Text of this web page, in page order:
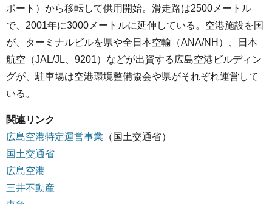
ポート）から移転して供用開始。滑走路は2500メートル
で、2001年に3000メートルに延伸している。空港施設を国
が、ターミナルビルを県や全日本空輸（ANA/NH）、日本
航空（JAL/JL、9201）などが出資する広島空港ビルディン
グが、駐車場は空港環境整備協会や県がそれぞれ運営して
いる。
関連リンク
広島空港特定運営事業 （国土交通省）
国土交通省
広島空港
三井不動産